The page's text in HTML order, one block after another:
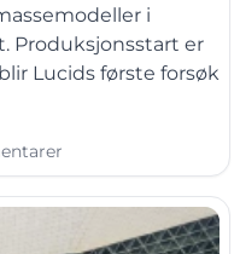
i
Produksjonsstart er
Lucids første forsøk